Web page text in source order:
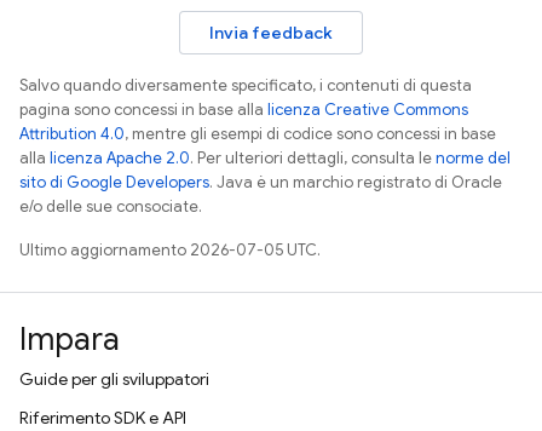
Invia feedback
Salvo quando diversamente specificato, i contenuti di questa
pagina sono concessi in base alla licenza Creative Commons
Attribution 4.0, mentre gli esempi di codice sono concessi in base
alla licenza Apache 2.0. Per ulteriori dettagli, consulta lenorme del
sito di Google Developers. Java è un marchio registrato di Oracle
e/o delle sue consociate.
Ultimo aggiornamento 2026-07-05 UTC.
Impara
Guide per gli sviluppatori
Riferimento SDK e API